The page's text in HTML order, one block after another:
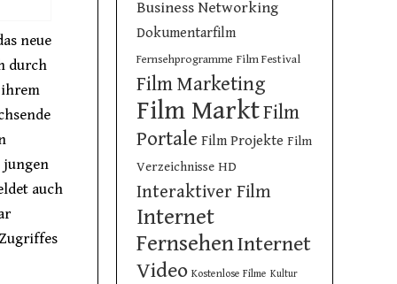
neue
durch
ihrem
jungen
auch
Business Networking
Dokumentarfilm
Fernsehprogramme Film Festival
Film Marketing
Film MarktFilm
Portale Film Projekte Film
Verzeichnisse HD
Interaktiver Film
Internet
FernsehenInternet
Video Kostenlose Filme Kultur